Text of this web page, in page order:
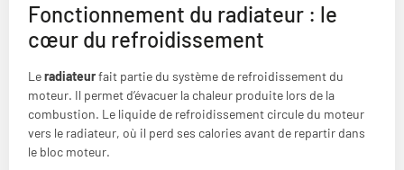
Fonctionnement du radiateur : le
cœur du refroidissement
Leradiateurfait partie du système de refroidissement du
moteur. Il permet d’évacuer la chaleur produite lors de la
combustion. Le liquide de refroidissement circule du moteur
vers le radiateur, où il perd ses calories avant de repartir dans
le bloc moteur.